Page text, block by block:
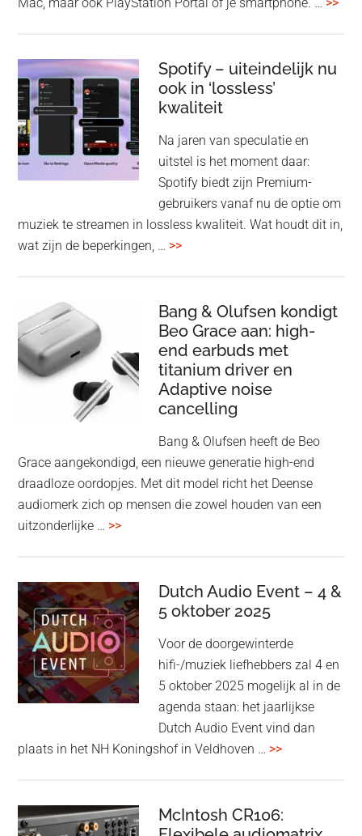
Mac, maar ook PlayStation Portal of je smartphone. … >>
Spotify – uiteindelijk nu
ook in ‘lossless’
kwaliteit
Na jaren van speculatie en
uitstel is het moment daar:
Spotify biedt zijn Premium-
gebruikers vanaf nu de optie om
muziek te streamen in lossless kwaliteit. Wat houdt dit in,
wat zijn de beperkingen, … >>overSpotify
nu
ook
in
‘lossless’
kwaliteit
Bang & Olufsen kondigt
Beo Grace aan: high-
end earbuds met
titanium driver en
Adaptive noise
cancelling
Bang & Olufsen heeft de Beo
Grace aangekondigd, een nieuwe generatie high-end
draadloze oordopjes. Met dit model richt het Deense
audiomerk zich op mensen die zowel houden van een
uitzonderlijke … >>overBang
kondigt
Beo
Grace
aan:
high-
end
earbuds
titanium
Adaptive
Dutch Audio Event – 4 &
5 oktober 2025
Voor de doorgewinterde
hifi-/muziek liefhebbers zal 4 en
5 oktober 2025 mogelijk al in de
agenda staan: het jaarlijkse
Dutch Audio Event vind dan
plaats in het NH Koningshof in Veldhoven … >>overDutch
–
4
McIntosh CR106: